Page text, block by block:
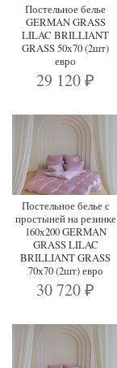
Постельное белье
GERMAN GRASS
LILAC BRILLIANT
GRASS 50х70 (2шт)
евро
29 120₽
Постельное белье с
простыней на резинке
160х200 GERMAN
GRASS LILAC
BRILLIANT GRASS
70х70 (2шт) евро
30 720₽